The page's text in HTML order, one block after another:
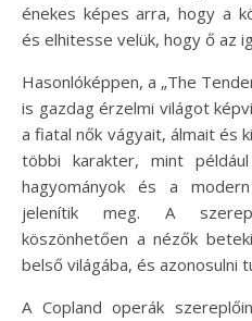
énekes képes arra, hogy a
és elhitesse velük, hogy ő az
Hasonlóképpen, a „The
is gazdag érzelmi világot
a fiatal nők vágyait, álmait és
többi karakter, mint
hagyományok és a
jelenítik meg. A
köszönhetően a nézők
belső világába, és azonosulni
A Copland operák